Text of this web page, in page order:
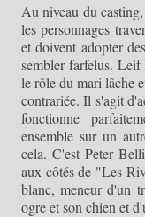
Au niveau du
les personnages
et doivent adopter
sembler farfelus.
le rôle du mari lâche
contrariée. Il s'agit
fonctionne
ensemble sur un
cela. C'est Peter
aux côtés de "Les
blanc, meneur d'un
ogre et son chien et